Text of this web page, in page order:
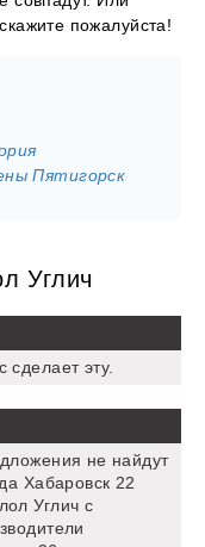
пожалуйста!
Пятигорск
Углич
эту.
не найдут
Хабаровск 22
Углич с